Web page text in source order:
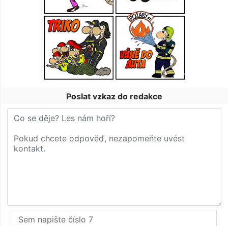
Poslat vzkaz do redakce